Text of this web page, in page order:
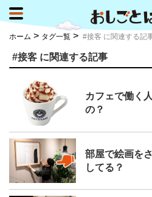
ホーム > タグ一覧 > #接客 に関連する記
#接客 に関連する記事
カフェで働く
の？
部屋で絵画を
してる？